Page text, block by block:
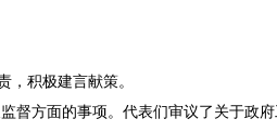
积极建言献策。
督方面的事项。代表们审议了关于政